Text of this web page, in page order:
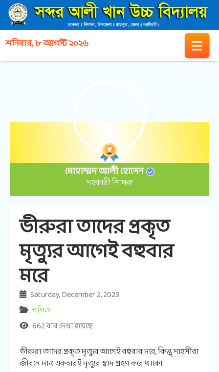
শনিবার, ৮ আগস্ট ২০২৬
মোহাম্মদ আলী হোসেন
সহকারী শিক্ষক
ভীরুরা তাদের প্রকৃত
মৃত্যুর আগেই বহুবার
মরে
Saturday, December 2, 2023
গণিত
662 বার দেখা হয়েছে
ভীরুরা তাদের প্রকৃত মৃত্যুর আগেই বহুবার মরে, কিন্তূ সাহসীরা
জীবনে মাত্র একবারই মৃত্যুর স্বাদ গ্রহণ করে থাকে।